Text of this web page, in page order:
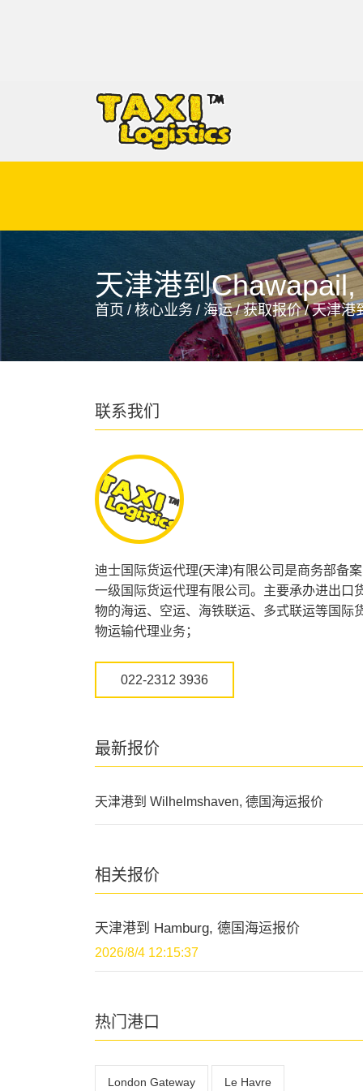
天津港到
首页 / 核心业务 / 海运 / 获取报价 / 天津港
联系我们
迪士国际货运代理(天津)有限公司是商务部备
一级国际货运代理有限公司。主要承办进出口
物的海运、空运、海铁联运、多式联运等国际
物运输代理业务；
022-2312 3936
最新报价
天津港到 Wilhelmshaven, 德国海运报价
相关报价
天津港到 Hamburg, 德国海运报价
2026/8/4 12:15:37
热门港口
London Gateway Le Havre